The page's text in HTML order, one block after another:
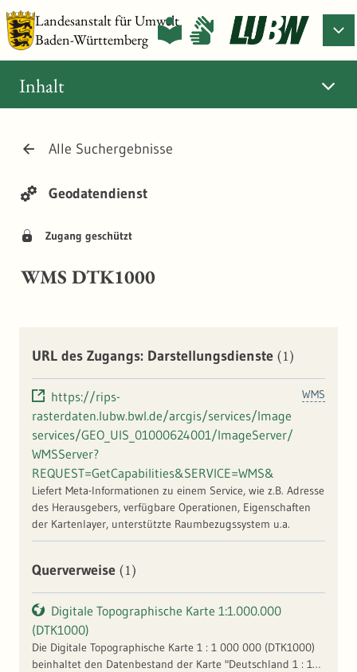
Landesanstalt für Umwelt
Baden-Württemberg
Alle Suchergebnisse
Geodatendienst
Zugang geschützt
WMS DTK1000
Inhalt
URL des Zugangs: Darstellungsdienste (1)
WMS
https://rips-
rasterdaten.lubw.bwl.de/arcgis/services/Image
services/GEO_UIS_01000624001/ImageServer/
WMSServer?
REQUEST=GetCapabilities&SERVICE=WMS&
Liefert Meta-Informationen zu einem Service, wie z.B. Adresse
des Herausgebers, verfügbare Operationen, Eigenschaften
der Kartenlayer, unterstützte Raumbezugssystem u.a.
Querverweise (1)
Digitale Topographische Karte 1:1.000.000
(DTK1000)
Die Digitale Topographische Karte 1 : 1 000 000 (DTK1000)
beinhaltet den Datenbestand der Karte "Deutschland 1 : 1